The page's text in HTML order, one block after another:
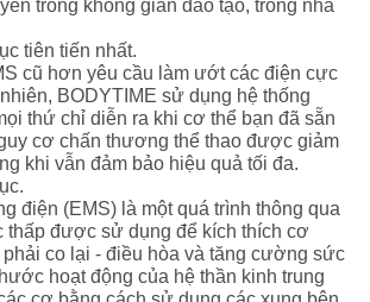
trong không gian đào tạo, trong nhà
tiên tiến nhất.
cũ hơn yêu cầu làm ướt các điện cực
BODYTIME sử dụng hệ thống
thứ chỉ diễn ra khi cơ thể bạn đã sẵn
cơ chấn thương thể thao được giảm
khi vẫn đảm bảo hiệu quả tối đa.
điện (EMS) là một quá trình thông qua
thấp được sử dụng để kích thích cơ
phải co lại - điều hòa và tăng cường sức
hoạt động của hệ thần kinh trung